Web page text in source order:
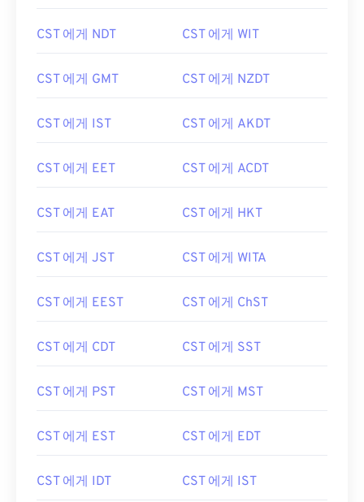
CST 에게 NDT CST 에게 WIT
CST 에게 GMT CST 에게 NZDT
CST 에게 IST CST 에게 AKDT
CST 에게 EET CST 에게 ACDT
CST 에게 EAT CST 에게 HKT
CST 에게 JST CST 에게 WITA
CST 에게 EEST CST 에게 ChST
CST 에게 CDT CST 에게 SST
CST 에게 PST CST 에게 MST
CST 에게 EST CST 에게 EDT
CST 에게 IDT CST 에게 IST